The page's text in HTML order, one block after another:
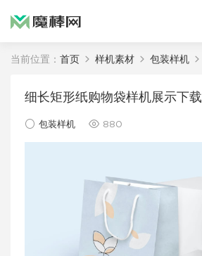
当前位置： 首页 样机素材 包装样机
细长矩形纸购物袋样机展示下载
包装样机 880